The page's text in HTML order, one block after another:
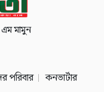
মামুন
পরিবার
কনভার্টার